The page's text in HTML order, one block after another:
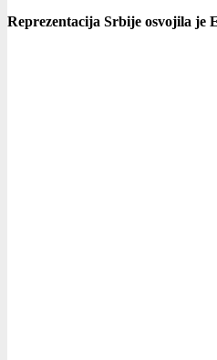
Reprezentacija Srbije osvojila je